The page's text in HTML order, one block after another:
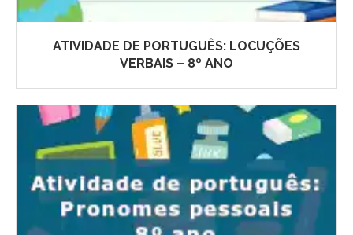
ATIVIDADE DE PORTUGUÊS: LOCUÇÕES
VERBAIS – 8º ANO